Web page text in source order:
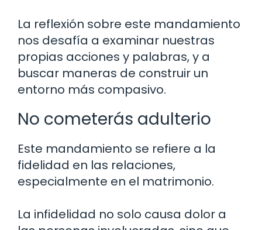
La reflexión sobre este mandamiento
nos desafía a examinar nuestras
propias acciones y palabras, y a
buscar maneras de construir un
entorno más compasivo.
No cometerás adulterio
Este mandamiento se refiere a la
fidelidad en las relaciones,
especialmente en el matrimonio.
La infidelidad no solo causa dolor a